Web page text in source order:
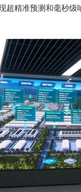
超精准预测和毫秒